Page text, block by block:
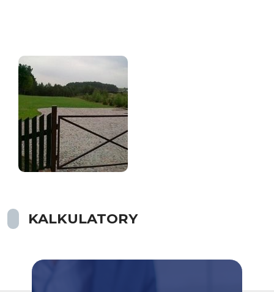
KALKULATORY